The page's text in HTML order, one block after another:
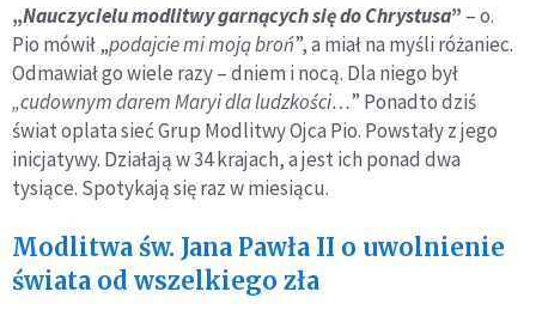
„Nauczycielu modlitwy garnących się do Chrystusa” – o.
Pio mówił „podajcie mi moją broń”, a miał na myśli różaniec.
Odmawiał go wiele razy – dniem i nocą. Dla niego był
„cudownym darem Maryi dla ludzkości…” Ponadto dziś
świat oplata sieć Grup Modlitwy Ojca Pio. Powstały z jego
inicjatywy. Działają w 34 krajach, a jest ich ponad dwa
tysiące. Spotykają się raz w miesiącu.
Modlitwa św. Jana Pawła II o uwolnienie
świata od wszelkiego zła